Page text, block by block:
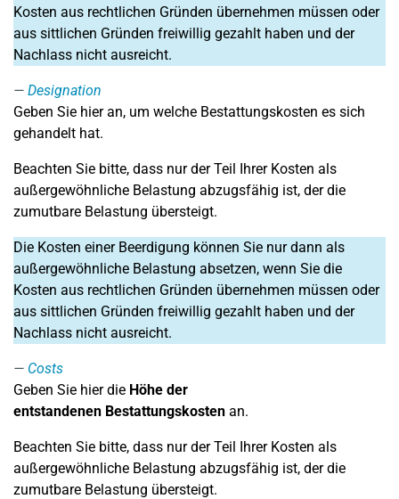
Kosten aus rechtlichen Gründen übernehmen müssen oder
aus sittlichen Gründen freiwillig gezahlt haben und der
Nachlass nicht ausreicht.
Designation
Geben Sie hier an, um welche Bestattungskosten es sich
gehandelt hat.
Beachten Sie bitte, dass nur der Teil Ihrer Kosten als
außergewöhnliche Belastung abzugsfähig ist, der die
zumutbare Belastung übersteigt.
Die Kosten einer Beerdigung können Sie nur dann als
außergewöhnliche Belastung absetzen, wenn Sie die
Kosten aus rechtlichen Gründen übernehmen müssen oder
aus sittlichen Gründen freiwillig gezahlt haben und der
Nachlass nicht ausreicht.
Costs
Geben Sie hier die Höhe der
entstandenen Bestattungskosten an.
Beachten Sie bitte, dass nur der Teil Ihrer Kosten als
außergewöhnliche Belastung abzugsfähig ist, der die
zumutbare Belastung übersteigt.